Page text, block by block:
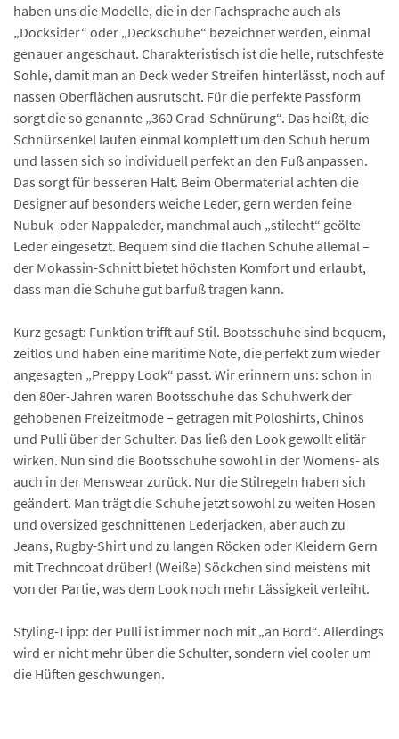
haben uns die Modelle, die in der Fachsprache auch als
„Docksider“ oder „Deckschuhe“ bezeichnet werden, einmal
genauer angeschaut. Charakteristisch ist die helle, rutschfeste
Sohle, damit man an Deck weder Streifen hinterlässt, noch auf
nassen Oberflächen ausrutscht. Für die perfekte Passform
sorgt die so genannte „360 Grad-Schnürung“. Das heißt, die
Schnürsenkel laufen einmal komplett um den Schuh herum
und lassen sich so individuell perfekt an den Fuß anpassen.
Das sorgt für besseren Halt. Beim Obermaterial achten die
Designer auf besonders weiche Leder, gern werden feine
Nubuk- oder Nappaleder, manchmal auch „stilecht“ geölte
Leder eingesetzt. Bequem sind die flachen Schuhe allemal –
der Mokassin-Schnitt bietet höchsten Komfort und erlaubt,
dass man die Schuhe gut barfuß tragen kann.
Kurz gesagt: Funktion trifft auf Stil. Bootsschuhe sind bequem,
zeitlos und haben eine maritime Note, die perfekt zum wieder
angesagten „Preppy Look“ passt. Wir erinnern uns: schon in
den 80er-Jahren waren Bootsschuhe das Schuhwerk der
gehobenen Freizeitmode – getragen mit Poloshirts, Chinos
und Pulli über der Schulter. Das ließ den Look gewollt elitär
wirken. Nun sind die Bootsschuhe sowohl in der Womens- als
auch in der Menswear zurück. Nur die Stilregeln haben sich
geändert. Man trägt die Schuhe jetzt sowohl zu weiten Hosen
und oversized geschnittenen Lederjacken, aber auch zu
Jeans, Rugby-Shirt und zu langen Röcken oder Kleidern Gern
mit Trechncoat drüber! (Weiße) Söckchen sind meistens mit
von der Partie, was dem Look noch mehr Lässigkeit verleiht.
Styling-Tipp: der Pulli ist immer noch mit „an Bord“. Allerdings
wird er nicht mehr über die Schulter, sondern viel cooler um
die Hüften geschwungen.